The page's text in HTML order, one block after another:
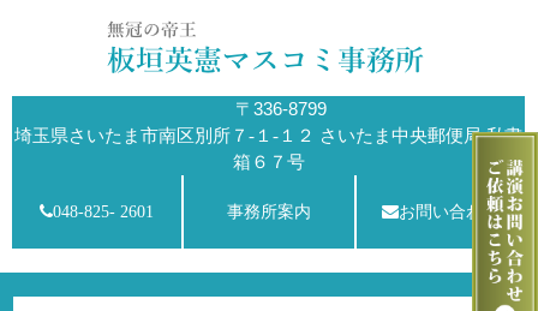
〒336-8799
埼玉県さいたま市南区別所７-１-１２ さいたま中央郵便局 私書
箱６７号
048-825- 2601 事務所案内 お問い合わせ